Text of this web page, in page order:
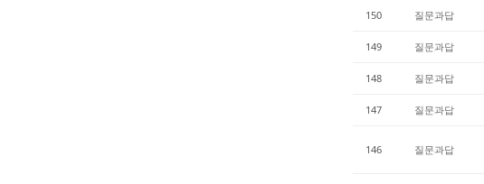
150 질문과답
149 질문과답
148 질문과답
147 질문과답
146 질문과답